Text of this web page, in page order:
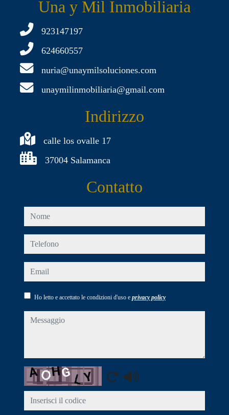
Una y Mil Inmobiliaria
923147197
624660557
nuria@unaymilsoluciones.com
unaymilinmobiliaria@gmail.com
Indirizzo
calle los ovalle 17
37004 Salamanca
Contatto
nome
telefono
email
Ho letto e accettato le condizioni d'uso e privacy policy
messaggio
Captcha